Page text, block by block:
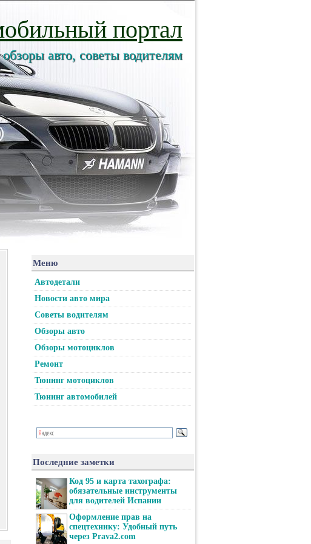
портал
авто, советы водителям
Меню
Автодетали
Новости авто мира
Советы водителям
Обзоры авто
Обзоры мотоциклов
Ремонт
Тюнинг мотоциклов
Тюнинг автомобилей
Последние заметки
Код 95 и карта тахографа:
обязательные инструменты
для водителей Испании
Оформление прав на
спецтехнику: Удобный путь
через Prava2.com